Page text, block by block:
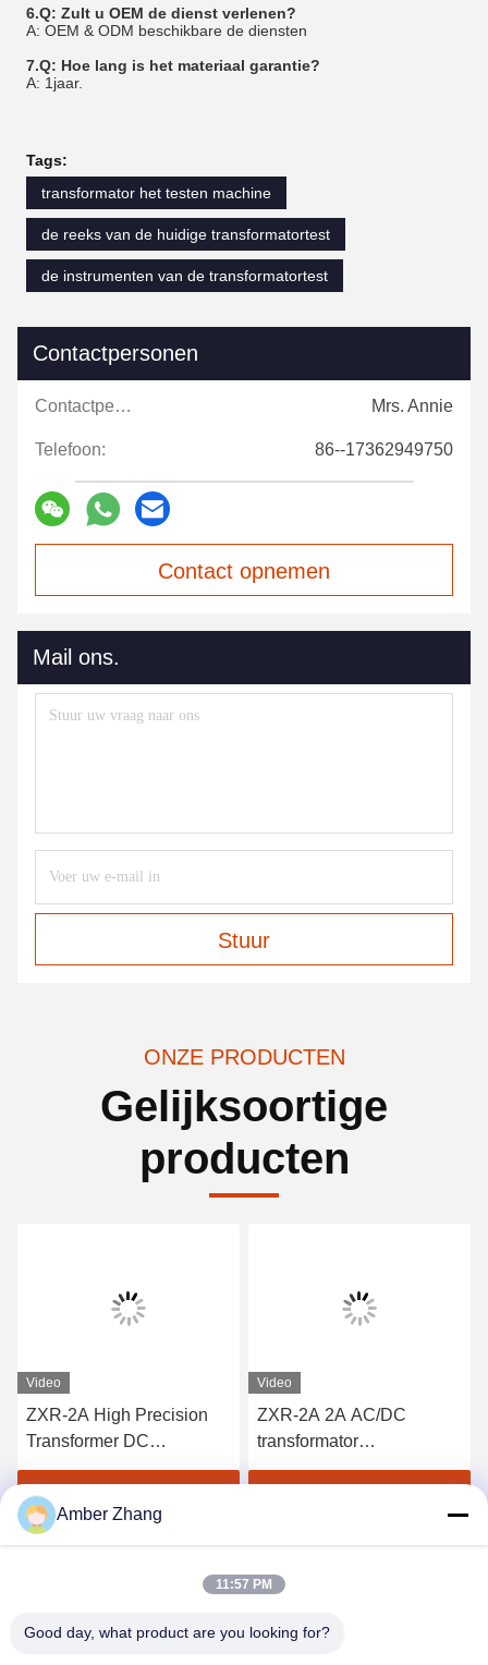
6.Q: Zult u OEM de dienst verlenen?
A: OEM & ODM beschikbare de diensten
7.Q: Hoe lang is het materiaal garantie?
A: 1jaar.
Tags:
transformator het testen machine
de reeks van de huidige transformatortest
de instrumenten van de transformatortest
Contactpersonen
Contactpersonen: Mrs. Annie
Telefoon: 86--17362949750
Contact opnemen
Mail ons.
Stuur
ONZE PRODUCTEN
Gelijksoortige
producten
Video
ZXR-2A High Precision
Transformer DC
weerstandstestset 1mΩ -
2kΩ meetbereik
Video
ZXR-2A 2A AC/DC
transformator
testapparatuur Inductieve
Amber Zhang
11:57 PM
Good day, what product are you looking for?